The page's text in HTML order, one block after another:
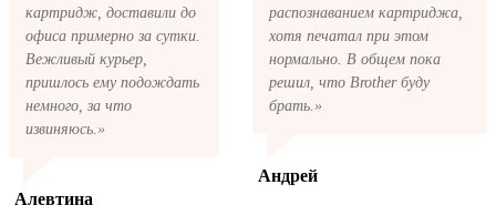
картридж, доставили до
офиса примерно за сутки.
Вежливый курьер,
пришлось ему подождать
немного, за что
извиняюсь.»
Алевтина
распознаванием картриджа,
хотя печатал при этом
нормально. В общем пока
решил, что Brother буду
брать.»
Андрей